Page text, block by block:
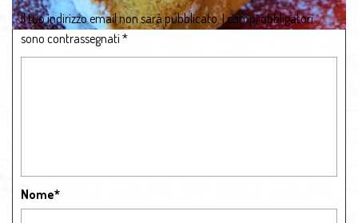
Il tuo indirizzo email non sarà pubblicato.I campi obbligatori
sono contrassegnati *
Nome*